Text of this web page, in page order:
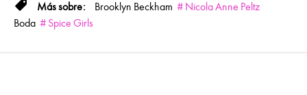
Brooklyn Beckham
Nicola Anne Peltz
Boda
Spice Girls